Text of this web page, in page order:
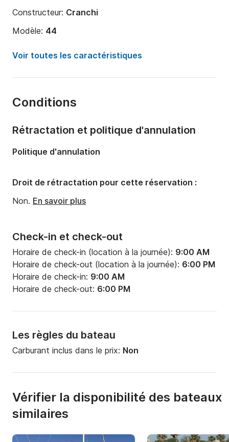
Constructeur: Cranchi
Modèle: 44
Puissance moteur:
800cv
Capacité à bord:
Nombre de cabines:
Voir toutes les caractéristiques
Conditions
Check-in et check-out
Horaire de check-in (location à la journée): 9:00 AM
Horaire de check-out (location à la journée): 6:00 PM
Horaire de check-in: 9:00 AM
Horaire de check-out: 6:00 PM
Les règles du bateau
Carburant inclus dans le prix: Non
Rétractation et politique d'annulation
Politique d'annulation
Droit de rétractation pour cette réservation :
Non. En savoir plus
Vérifier la disponibilité des bateaux
similaires